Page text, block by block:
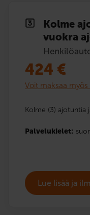
Kolme
vuokra
424 €
Voit maksaa
Kolme (3) ajotuntia
Palvelukielet:
Lue lisää ja